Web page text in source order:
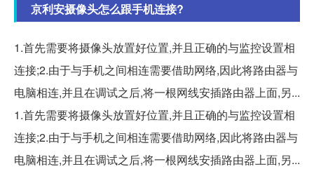
京利安摄像头怎么跟手机连接?
1.首先需要将摄像头放置好位置,并且正确的与监控设置相
连接;2.由于与手机之间相连需要借助网络,因此将路由器与
电脑相连,并且在调试之后,将一根网线安插路由器上面,另...
1.首先需要将摄像头放置好位置,并且正确的与监控设置相
连接;2.由于与手机之间相连需要借助网络,因此将路由器与
电脑相连,并且在调试之后,将一根网线安插路由器上面,另...